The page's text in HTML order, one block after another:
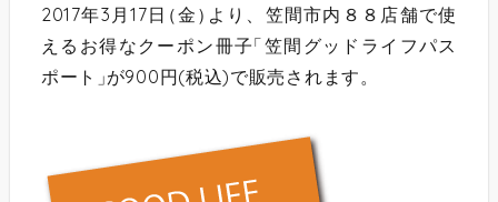
2017年3月17日（金 ）より、笠間市内８８店舗で使
えるお得なクーポン冊子「笠間グッドライフパス
ポート 」が900円(税込)で販売されます。